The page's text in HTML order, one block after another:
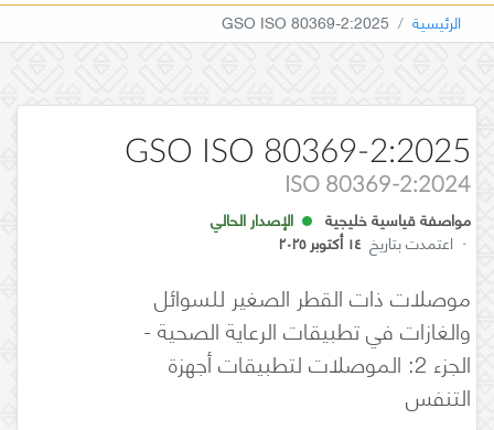
الرئيسية GSO ISO 80369-2:2025
GSO ISO 80369-2:2025
ISO 80369-2:2024
مواصفة قياسية خليجية
الإصدار الحالي
· اعتمدت بتاريخ ١٤ أكتوبر ٢٠٢٥
موصلات ذات القطر الصغير للسوائل
والغازات في تطبيقات الرعاية الصحية -
الجزء 2: الموصلات لتطبيقات أجهزة
التنفس